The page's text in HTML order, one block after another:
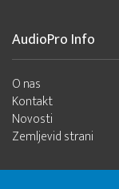
AudioPro Info
O nas
Kontakt
Novosti
Zemljevid strani